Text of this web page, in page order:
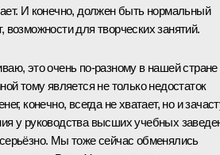
И конечно, должен быть нормальный
возможности для творческих занятий.
это очень по‑разному в нашей стране
тому является не только недостаток
конечно, всегда не хватает, но и
у руководства высших учебных
Мы тоже сейчас обменялись